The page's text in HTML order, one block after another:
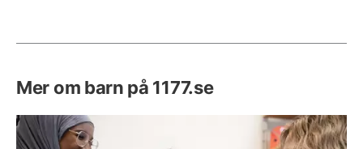
Mer om barn på 1177.se